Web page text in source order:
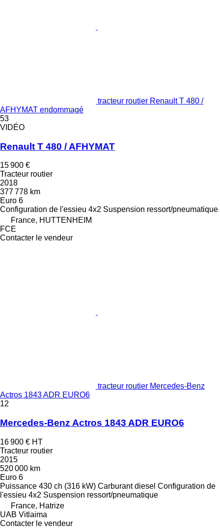
tracteur routier Renault T 480 /
AFHYMAT endommagé
53
VIDÉO
Renault T 480 / AFHYMAT
15 900 €
Tracteur routier
2018
377 778 km
Euro 6
Configuration de l'essieu 4x2 Suspension ressort/pneumatique
France, HUTTENHEIM
FCE
Contacter le vendeur
tracteur routier Mercedes-Benz
Actros 1843 ADR EURO6
12
Mercedes-Benz Actros 1843 ADR EURO6
16 900 € HT
Tracteur routier
2015
520 000 km
Euro 6
Puissance 430 ch (316 kW) Carburant diesel Configuration de
l'essieu 4x2 Suspension ressort/pneumatique
France, Hatrize
UAB Vitlaima
Contacter le vendeur